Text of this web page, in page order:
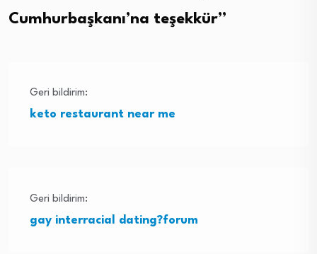
Cumhurbaşkanı’na teşekkür”
Geri bildirim:
keto restaurant near me
Geri bildirim:
gay interracial dating?forum